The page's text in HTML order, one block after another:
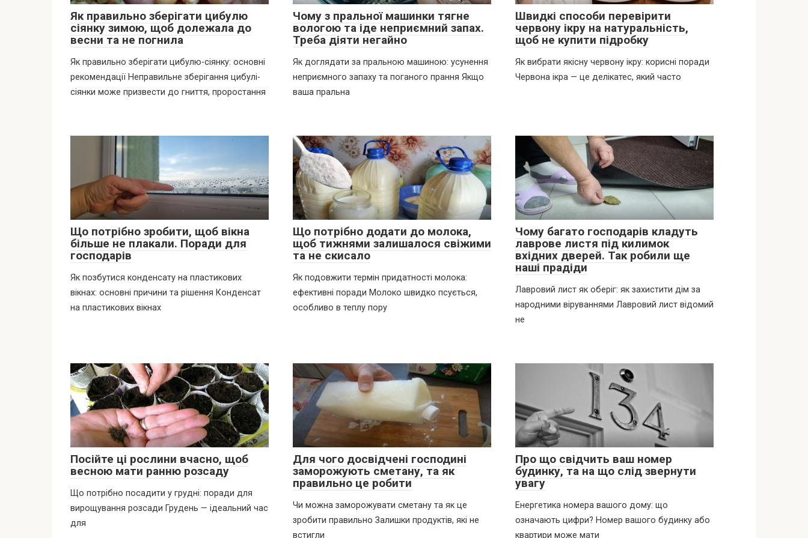
Як правильно зберігати цибулю
сіянку зимою, щоб долежала до
весни та не погнила
Як правильно зберігати цибулю-сіянку: основні
рекомендації Неправильне зберігання цибулі-
сіянки може призвести до гниття, проростання
Чому з пральної машинки тягне
вологою та іде неприємний запах.
Треба діяти негайно
Як доглядати за пральною машиною: усунення
неприємного запаху та поганого прання Якщо
ваша пральна
Швидкі способи перевірити
червону ікру на натуральність,
щоб не купити підробку
Як вибрати якісну червону ікру: корисні поради
Червона ікра — це делікатес, який часто
Що потрібно зробити, щоб вікна
більше не плакали. Поради для
господарів
Як позбутися конденсату на пластикових
вікнах: основні причини та рішення Конденсат
на пластикових вікнах
Що потрібно додати до молока,
щоб тижнями залишалося свіжими
та не скисало
Як подовжити термін придатності молока:
ефективні поради Молоко швидко псується,
особливо в теплу пору
Чому багато господарів кладуть
лаврове листя під килимок
вхідних дверей. Так робили ще
наші прадіди
Лавровий лист як оберіг: як захистити дім за
народними віруваннями Лавровий лист відомий
не
Посійте ці рослини вчасно, щоб
весною мати ранню розсаду
Що потрібно посадити у грудні: поради для
вирощування розсади Грудень — ідеальний час
для
Для чого досвідчені господині
заморожують сметану, та як
правильно це робити
Чи можна заморожувати сметану та як це
зробити правильно Залишки продуктів, які не
встигли
Про що свідчить ваш номер
будинку, та на що слід звернути
увагу
Енергетика номера вашого дому: що
означають цифри? Номер вашого будинку або
квартири може мати